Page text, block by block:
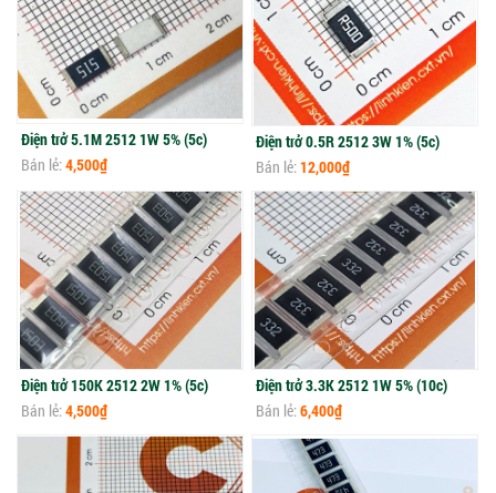
Điện trở 5.1M 2512 1W 5% (5c)
Bán lẻ:4,500₫
Điện trở 0.5R 2512 3W 1% (5c)
Bán lẻ:12,000₫
Điện trở 150K 2512 2W 1% (5c)
Bán lẻ:4,500₫
Điện trở 3.3K 2512 1W 5% (10c)
Bán lẻ:6,400₫